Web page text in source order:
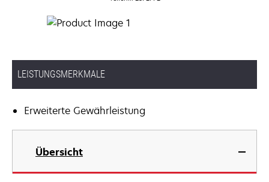
LEISTUNGSMERKMALE
Erweiterte Gewährleistung
Übersicht